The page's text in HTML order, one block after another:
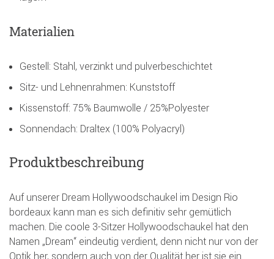
Materialien
Gestell: Stahl, verzinkt und pulverbeschichtet
Sitz- und Lehnenrahmen: Kunststoff
Kissenstoff: 75% Baumwolle / 25%Polyester
Sonnendach: Draltex (100% Polyacryl)
Produktbeschreibung
Auf unserer Dream Hollywoodschaukel im Design Rio
bordeaux kann man es sich definitiv sehr gemütlich
machen. Die coole 3-Sitzer Hollywoodschaukel hat den
Namen „Dream“ eindeutig verdient, denn nicht nur von der
Optik her, sondern auch von der Qualität her ist sie ein